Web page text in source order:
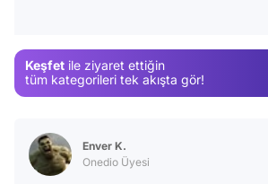
Keşfet ile ziyaret ettiğin
tüm kategorileri tek akışta gör!
Enver K.
Onedio Üyesi